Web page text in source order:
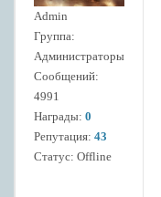
Admin
Группа:
Администраторы
Сообщений:
4991
Награды: 0
Репутация: 43
Статус: Offline